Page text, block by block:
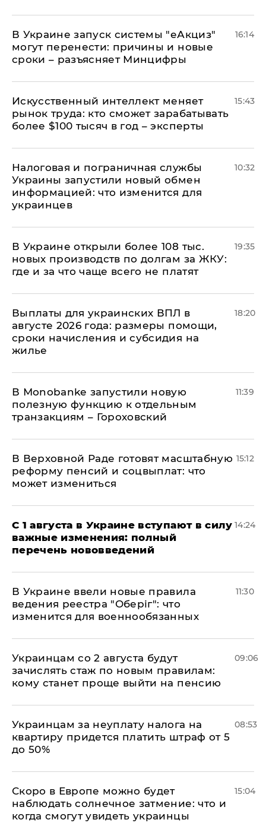
В Украине запуск системы "еАкциз"
могут перенести: причины и новые
сроки – разъясняет Минцифры
16:14
Искусственный интеллект меняет
рынок труда: кто сможет зарабатывать
более $100 тысяч в год – эксперты
15:43
Налоговая и пограничная службы
Украины запустили новый обмен
информацией: что изменится для
украинцев
10:32
В Украине открыли более 108 тыс.
новых производств по долгам за ЖКУ:
где и за что чаще всего не платят
19:35
Выплаты для украинских ВПЛ в
августе 2026 года: размеры помощи,
сроки начисления и субсидия на
жилье
18:20
В Мonobankе запустили новую
полезную функцию к отдельным
транзакциям – Гороховский
11:39
В Верховной Раде готовят масштабную
реформу пенсий и соцвыплат: что
может измениться
15:12
С 1 августа в Украине вступают в силу
важные изменения: полный
перечень нововведений
14:24
В Украине ввели новые правила
ведения реестра "Оберіг": что
изменится для военнообязанных
11:30
Украинцам со 2 августа будут
зачислять стаж по новым правилам:
кому станет проще выйти на пенсию
09:06
Украинцам за неуплату налога на
квартиру придется платить штраф от 5
до 50%
08:53
Скоро в Европе можно будет
наблюдать солнечное затмение: что и
когда смогут увидеть украинцы
15:04